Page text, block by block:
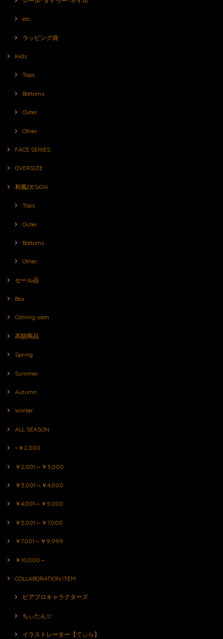
etc.
ラッピング袋
Kids
Tops
Bottoms
Outer
Other
FACE SERIES
OVERSIZE
和風DESIGN
Tops
Outer
Bottoms
Other
セール品
Box
Coming soon
高額商品
Spring
Summer
Autumn
Winter
ALL SEASON
~￥2,000
￥2,001～￥3,000
￥3,001～￥4,000
￥4,001～￥5,000
￥5,001～￥7,000
￥7,001～￥9,999
￥10,000～
COLLABORATION ITEM
ピアプロキャラクターズ
ちぃたん☆
イラストレーター【てぃら】